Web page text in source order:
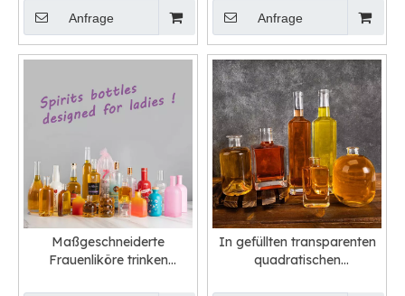
Anfrage Anfrage
Maßgeschneiderte
Frauenliköre trinken
In gefüllten transparenten
quadratischen